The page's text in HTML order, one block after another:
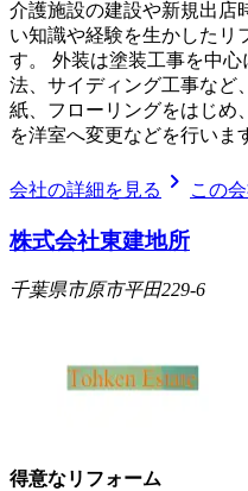
介護施設の建設や新規出店
い知識や経験を生かしたリ
す。 外装は塗装工事を中
法、サイディング工事など
紙、フローリングをはじめ
を洋室へ変更などを行いま
会社の詳細を見る chevron_right この
株式会社東建地所
千葉県市原市平田229-6
得意なリフォーム